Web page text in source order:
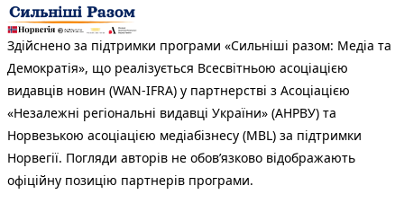
Здійснено за підтримки програми «Сильніші разом: Медіа та
Демократія», що реалізується Всесвітньою асоціацією
видавців новин (WAN-IFRA) у партнерстві з Асоціацією
«Незалежні регіональні видавці України» (АНРВУ) та
Норвезькою асоціацією медіабізнесу (MBL) за підтримки
Норвегії. Погляди авторів не обов’язково відображають
офіційну позицію партнерів програми.